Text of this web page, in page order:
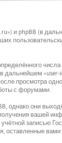
и phpBB (в
дальнейшем «user-
просмотра
с форумами.
однако они
вашей
записью
оставленные вами